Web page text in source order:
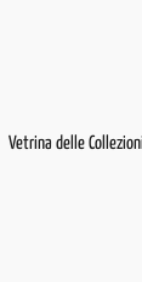
Vetrina delle Collezioni